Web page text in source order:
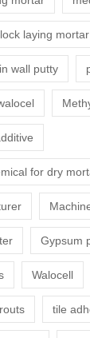
laying mortar
wall putty
for dry
Gypsum
Walocell
tile